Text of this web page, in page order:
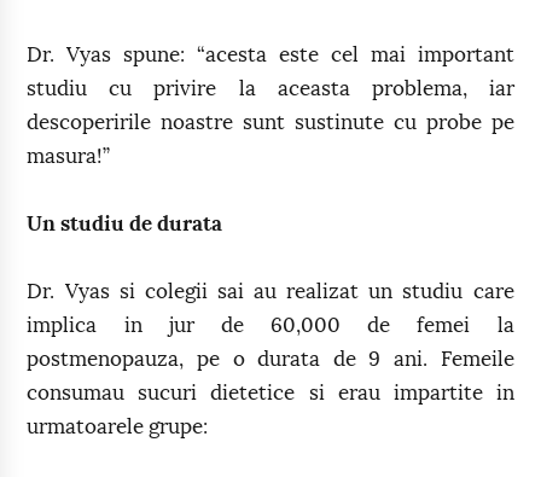
Dr. Vyas spune: “acesta este cel mai important
studiu cu privire la aceasta problema, iar
descoperirile noastre sunt sustinute cu probe pe
masura!”
Un studiu de durata
Dr. Vyas si colegii sai au realizat un studiu care
implica in jur de 60,000 de femei la
postmenopauza, pe o durata de 9 ani. Femeile
consumau sucuri dietetice si erau impartite in
urmatoarele grupe: